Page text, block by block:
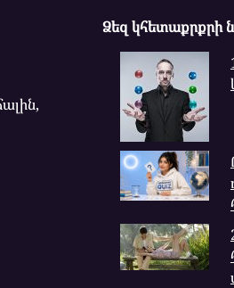
Ձեզ կհետաքրքրի